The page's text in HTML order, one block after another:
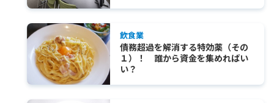
飲食業
債務超過を解消する特効薬（その
１）！ 誰から資金を集めればい
い？